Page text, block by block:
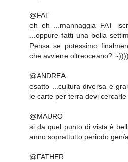
@FAT
eh eh ...mannaggia FAT
...oppure fatti una bella
Pensa se potessimo
che avviene oltreoceano? :-))))
@ANDREA
esatto ...cultura diversa e
le carte per terra devi cercarle
@MAURO
si da quel punto di vista è
anno soprattutto periodo gen/
@FATHER